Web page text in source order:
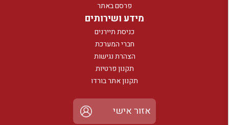
פרסם באתר
מידע ושירותים
כניסת תיירנים
חברי המערכת
הצהרת נגישות
תקנון פרטיות
תקנון אתר בורדו
אזור אישי